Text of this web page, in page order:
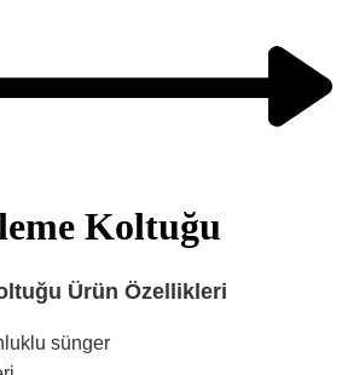
Koltuğu
Ürün Özellikleri
sünger